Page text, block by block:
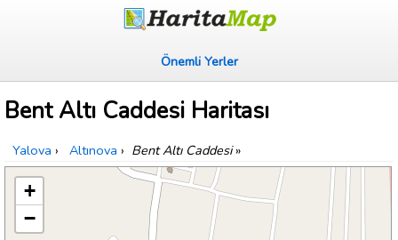
Önemli Yerler
Bent Altı Caddesi Haritası
Yalova › Altınova › Bent Altı Caddesi»
+
−